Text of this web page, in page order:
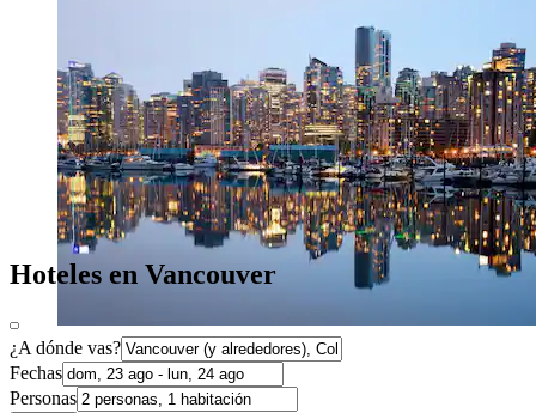
Hoteles en Vancouver
¿A dónde vas?
Fechas
Personas